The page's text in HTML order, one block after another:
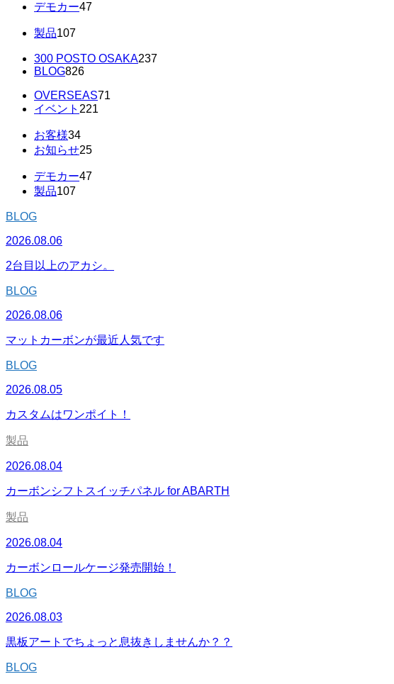
デモカー47
製品107
300 POSTO OSAKA237
BLOG826
OVERSEAS71
イベント 221
お客様34
お知らせ25
デモカー47
製品107
BLOG
2026.08.06
2台目以上のアカシ。
BLOG
2026.08.06
マットカーボンが最近人気です
BLOG
2026.08.05
カスタムはワンポイト！
製品
2026.08.04
カーボンシフトスイッチパネル for ABARTH
製品
2026.08.04
カーボンロールケージ発売開始！
BLOG
2026.08.03
黒板アートでちょっと息抜きしませんか？？
BLOG